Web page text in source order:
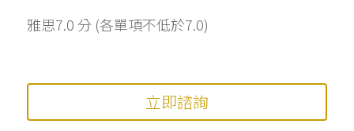
雅思7.0 分 (各單項不低於7.0)
立即諮詢